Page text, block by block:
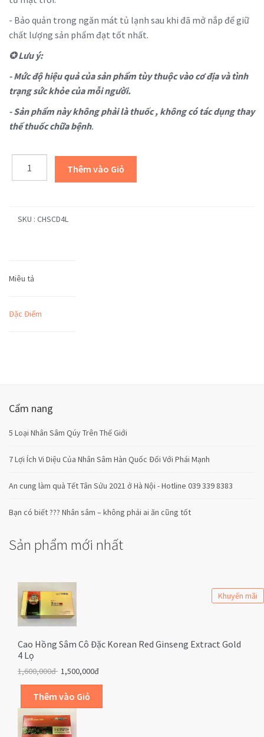
- Bảo quản trong ngăn mát tủ lạnh sau khi đã mở nắp để giữ
chất lượng sản phẩm đạt tốt nhất.
✪Lưu ý:
- Mức độ hiệu quả của sản phẩm tùy thuộc vào cơ địa và tình
trạng sức khỏe của mỗi người.
- Sản phẩm này không phải là thuốc , không có tác dụng thay
thế thuốc chữa bệnh.
SKU : CHSCD4L
Miêu tả
Đặc Điểm
Cẩm nang
5 Loại Nhân Sâm Qúy Trên Thế Giới
7 Lợi Ích Vi Diệu Của Nhân Sâm Hàn Quốc Đối Với Phái Mạnh
An cung làm quà Tết Tân Sửu 2021 ở Hà Nội - Hotline 039 339 8383
Bạn có biết ??? Nhân sâm – không phải ai ăn cũng tốt
Sản phẩm mới nhất
Khuyến mãi
Cao Hồng Sâm Cô Đặc Korean Red Ginseng Extract Gold
4 Lọ
1,600,000đ 1,500,000đ